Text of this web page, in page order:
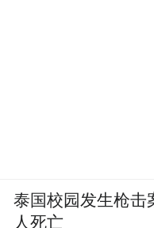
泰国校园发生枪击
人死亡